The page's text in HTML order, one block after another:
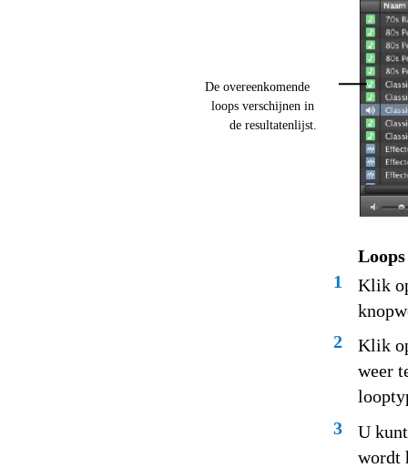
1
Klik
2
Klik
weer
3
U
wordt
De overeenkomende
loops verschijnen in
de resultatenlijst.